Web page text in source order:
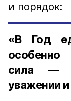
и порядок:
«В Год
сила —
уважении